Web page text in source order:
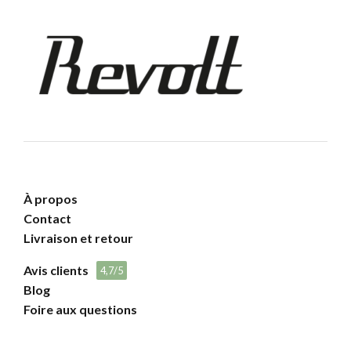
À propos
Contact
Livraison et retour
Avis clients 4,7/5
Blog
Foire aux questions